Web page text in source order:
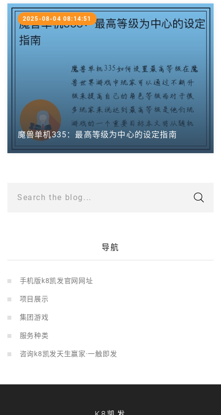
魔兽单机335：最高等级为中心的设定指南
2025-08-04 08:14:51
Search the blog...
导航
手机版k8凯发官网网址
项目展示
集团游戏
服务种类
咨询k8凯发天生赢家·一触即发